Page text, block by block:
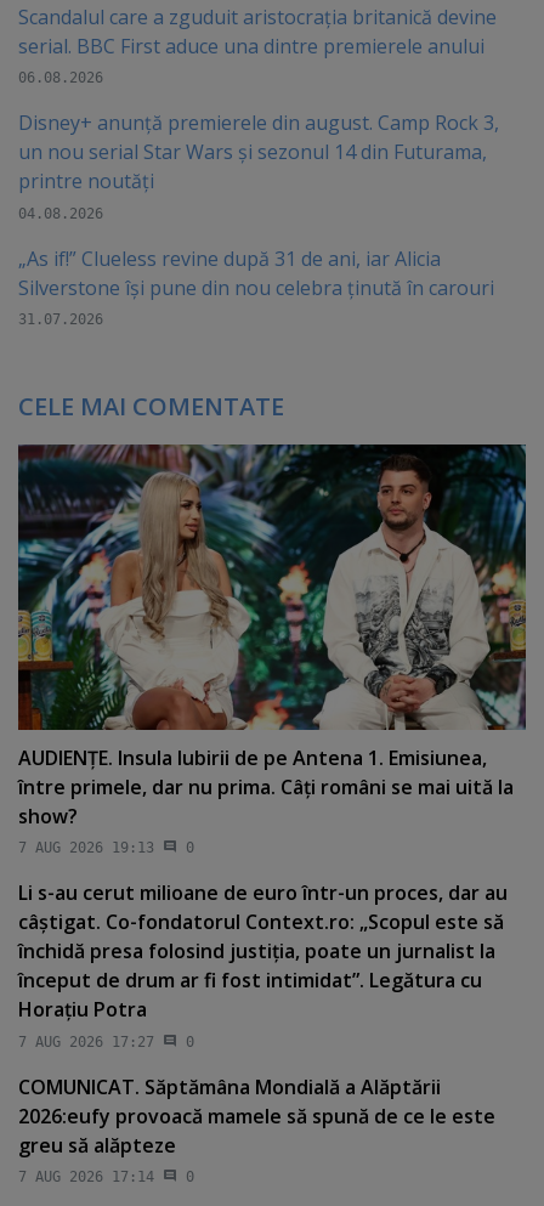
Scandalul care a zguduit aristocrația britanică devine
serial. BBC First aduce una dintre premierele anului
06.08.2026
Disney+ anunță premierele din august. Camp Rock 3,
un nou serial Star Wars și sezonul 14 din Futurama,
printre noutăți
04.08.2026
„As if!” Clueless revine după 31 de ani, iar Alicia
Silverstone își pune din nou celebra ținută în carouri
31.07.2026
CELE MAI COMENTATE
AUDIENŢE. Insula Iubirii de pe Antena 1. Emisiunea,
între primele, dar nu prima. Câţi români se mai uită la
show?
7 AUG 2026 19:13 0
Li s-au cerut milioane de euro într-un proces, dar au
câştigat. Co-fondatorul Context.ro: „Scopul este să
închidă presa folosind justiţia, poate un jurnalist la
început de drum ar fi fost intimidat”. Legătura cu
Horaţiu Potra
7 AUG 2026 17:27 0
COMUNICAT. Săptămâna Mondială a Alăptării
2026:eufy provoacă mamele să spună de ce le este
greu să alăpteze
7 AUG 2026 17:14 0